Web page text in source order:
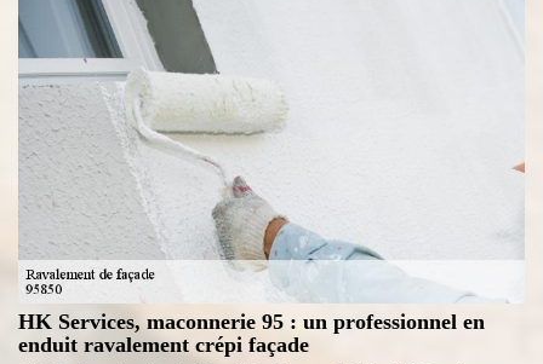
HK Services, maconnerie 95 : un professionnel en
enduit ravalement crépi façade